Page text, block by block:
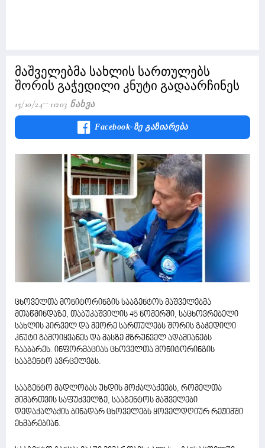
მაშველებმა სახლის სართულებს
შორის გაჭედილი კნუტი გადაარჩინეს
15/10/24 11203 Ნახვა
Facebook-Ზე Გაზიარება
ცხოველთა მონიტორინგის სააგენტოს მაშველებმა
მთაწმინდაზე, თაბუკაშვილის 45 ნომერში, საცხოვრებელი
სახლის პირველ და მეორე სართულებს შორის გაჭედილი
კნუტი გამოიყვანეს და მასზე მზრუნველ ადამიანებს
ჩააბარეს. ინფორმაციას ცხოველთა მონიტორინგის
სააგენტო ავრცელებს.
სააგენტო მადლობას უხდის მოქალაქეებს, რომელთა
მიმართვის საფუძველზე, სააგენტოს მაშველები
დედაქალაქის ბინადარ ცხოველებს ყოველდღიურ რეჟიმში
ეხმარებიან.